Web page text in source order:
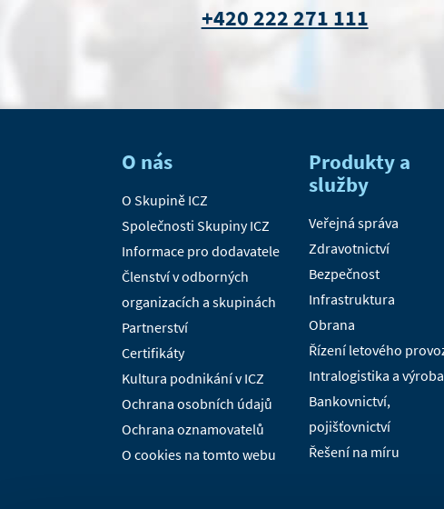
+420 222 271 111
O nás
O Skupině ICZ
Společnosti Skupiny ICZ
Informace pro dodavatele
Členství v odborných
organizacích a skupinách
Partnerství
Certifikáty
Kultura podnikání v ICZ
Ochrana osobních údajů
Ochrana oznamovatelů
O cookies na tomto webu
Produkty a
služby
Veřejná správa
Zdravotnictví
Bezpečnost
Infrastruktura
Obrana
Řízení letového
Intralogistika a výroba
Bankovnictví,
pojišťovnictví
Řešení na míru